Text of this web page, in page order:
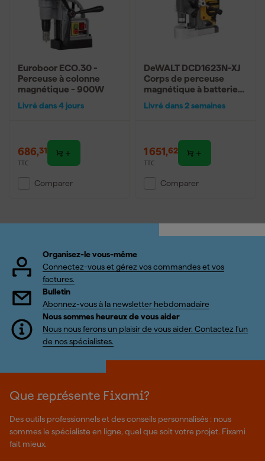
Euroboor ECO.30 -
Perceuse à colonne
magnétique - 900W
Livré dans 4 jours
686,31
TTC
Comparer
DeWALT DCD1623N-XJ
Corps de perceuse
magnétique à batterie
Livré dans 2 semaines
1 651,62
TTC
Comparer
Organisez-le vous-même
Connectez-vous et gérez vos commandes et vos
factures.
Bulletin
Abonnez-vous à la newsletter hebdomadaire
Nous sommes heureux de vous aider
Nous nous ferons un plaisir de vous aider. Contactez l'un
de nos spécialistes.
Que représente Fixami?
Des outils professionnels et des conseils personnalisés : nous
sommes le spécialiste en ligne, quel que soit votre projet. Fixami
fait mieux.